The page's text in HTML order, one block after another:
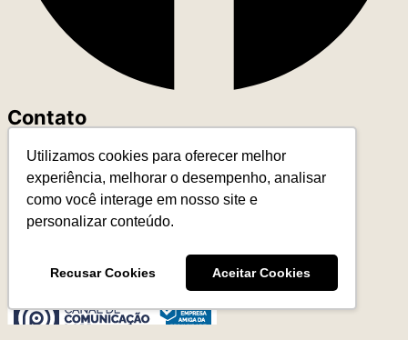
Utilizamos cookies para oferecer melhor
experiência, melhorar o desempenho, analisar
como você interage em nosso site e
personalizar conteúdo.
Recusar Cookies Aceitar Cookies
Contato
+55 (11) 93327-4818
contato@leadereduca.com.br
Rua Paes Leme, 215 – Ed. Thera Faria Lima